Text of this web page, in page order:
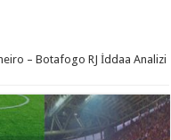
– Botafogo RJ İddaa Analizi